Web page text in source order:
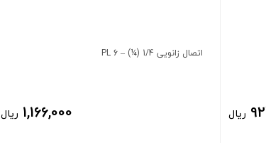
ریال
اتصال زانویی 1/4 (¼) – 6 PL
1,166,000 ریال